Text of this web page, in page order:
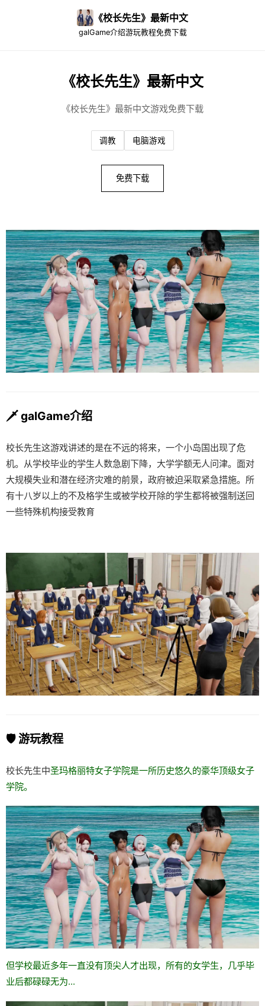
《校长先生》最新中文
galGame介绍游玩教程免费下载
《校长先生》最新中文
《校长先生》最新中文游戏免费下载
调教 电脑游戏
免费下载
🗡️ galGame介绍
校长先生这游戏讲述的是在不远的将来，一个小岛国出现了危
机。从学校毕业的学生人数急剧下降，大学学额无人问津。面对
大规模失业和潜在经济灾难的前景，政府被迫采取紧急措施。所
有十八岁以上的不及格学生或被学校开除的学生都将被强制送回
一些特殊机构接受教育
🛡️ 游玩教程
校长先生中圣玛格丽特女子学院是一所历史悠久的豪华顶级女子
学院。
但学校最近多年一直没有顶尖人才出现，所有的女学生，几乎毕
业后都碌碌无为...